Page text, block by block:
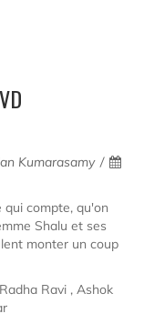
Kumarasamy
compte, qu'on
Shalu et ses
monter un coup
Ravi , Ashok